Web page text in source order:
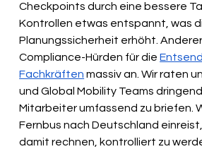
Checkpoints durch eine bessere
Kontrollen etwas entspannt, was
Planungssicherheit erhöht.
Compliance-Hürden für die
Fachkräften massiv an. Wir raten
und Global Mobility Teams
Mitarbeiter umfassend zu briefen.
Fernbus nach Deutschland
damit rechnen, kontrolliert zu